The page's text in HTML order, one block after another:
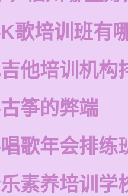
歌培训班有
他培训机构
筝的弊端
歌年会排练
素养培训学